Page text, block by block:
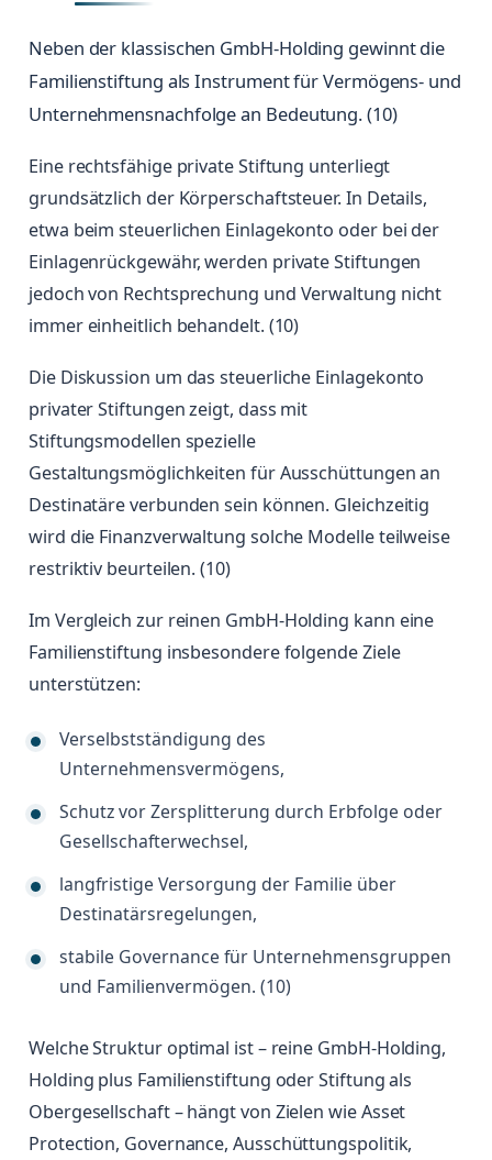
Neben der klassischen GmbH-Holding gewinnt die
Familienstiftung als Instrument für Vermögens- und
Unternehmensnachfolge an Bedeutung. (10)
Eine rechtsfähige private Stiftung unterliegt
grundsätzlich der Körperschaftsteuer. In Details,
etwa beim steuerlichen Einlagekonto oder bei der
Einlagenrückgewähr, werden private Stiftungen
jedoch von Rechtsprechung und Verwaltung nicht
immer einheitlich behandelt. (10)
Die Diskussion um das steuerliche Einlagekonto
privater Stiftungen zeigt, dass mit
Stiftungsmodellen spezielle
Gestaltungsmöglichkeiten für Ausschüttungen an
Destinatäre verbunden sein können. Gleichzeitig
wird die Finanzverwaltung solche Modelle teilweise
restriktiv beurteilen. (10)
Im Vergleich zur reinen GmbH-Holding kann eine
Familienstiftung insbesondere folgende Ziele
unterstützen:
Verselbstständigung des
Unternehmensvermögens,
Schutz vor Zersplitterung durch Erbfolge oder
Gesellschafterwechsel,
langfristige Versorgung der Familie über
Destinatärsregelungen,
stabile Governance für Unternehmensgruppen
und Familienvermögen. (10)
Welche Struktur optimal ist – reine GmbH-Holding,
Holding plus Familienstiftung oder Stiftung als
Obergesellschaft – hängt von Zielen wie Asset
Protection, Governance, Ausschüttungspolitik,